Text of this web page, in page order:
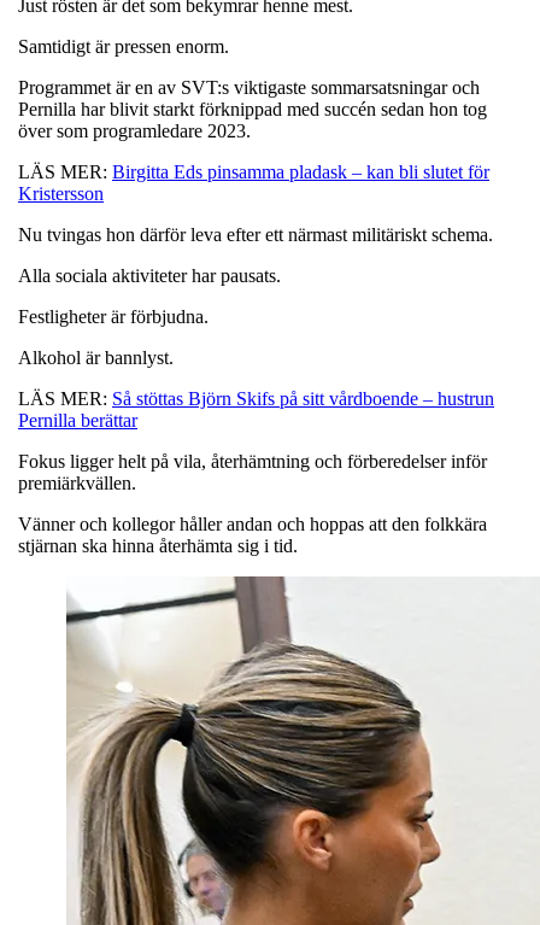
Just rösten är det som bekymrar henne mest.
Samtidigt är pressen enorm.
Programmet är en av SVT:s viktigaste sommarsatsningar och
Pernilla har blivit starkt förknippad med succén sedan hon tog
över som programledare 2023.
LÄS MER: Birgitta Eds pinsamma pladask – kan bli slutet för
Kristersson
Nu tvingas hon därför leva efter ett närmast militäriskt schema.
Alla sociala aktiviteter har pausats.
Festligheter är förbjudna.
Alkohol är bannlyst.
LÄS MER: Så stöttas Björn Skifs på sitt vårdboende – hustrun
Pernilla berättar
Fokus ligger helt på vila, återhämtning och förberedelser inför
premiärkvällen.
Vänner och kollegor håller andan och hoppas att den folkkära
stjärnan ska hinna återhämta sig i tid.